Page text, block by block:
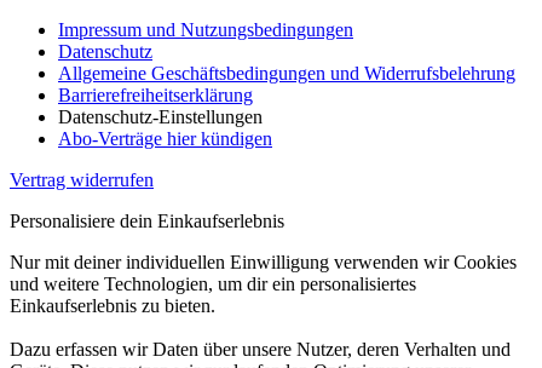
Impressum und Nutzungsbedingungen
Datenschutz
Allgemeine Geschäftsbedingungen und Widerrufsbelehrung
Barrierefreiheitserklärung
Datenschutz-Einstellungen
Abo-Verträge hier kündigen
Vertrag widerrufen
Personalisiere dein Einkaufserlebnis
Nur mit deiner individuellen Einwilligung verwenden wir Cookies
und weitere Technologien, um dir ein personalisiertes
Einkaufserlebnis zu bieten.
Dazu erfassen wir Daten über unsere Nutzer, deren Verhalten und